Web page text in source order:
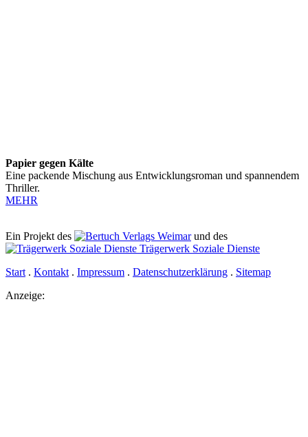
Papier gegen Kälte
Eine packende Mischung aus Entwicklungsroman und spannendem
Thriller.
MEHR
Ein Projekt des Verlags Weimarund des
Trägerwerk Soziale Dienste
Start . Kontakt . Impressum . Datenschutz­erklärung . Sitemap
Anzeige: